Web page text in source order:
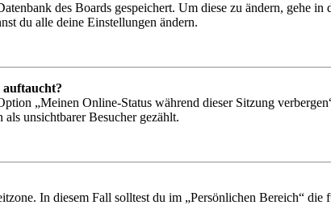
des Boards gespeichert. Um diese zu ändern, gehe
du alle deine Einstellungen ändern.
„Meinen Online-Status während dieser Sitzung
unsichtbarer Besucher gezählt.
In diesem Fall solltest du im „Persönlichen Bereich“